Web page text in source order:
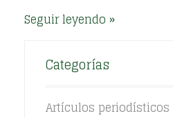
Seguir leyendo
Categorías
Artículos periodísticos